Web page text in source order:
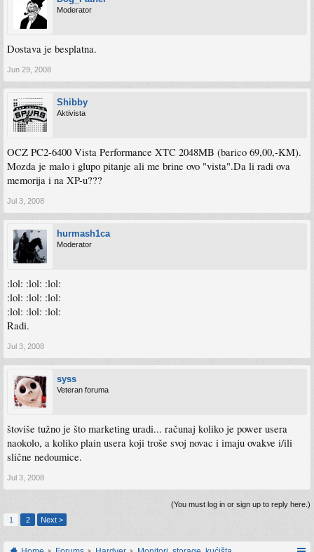
Moderator
Dostava je besplatna.
Jun 29, 2008
Shibby
Aktivista
OCZ PC2-6400 Vista Performance XTC 2048MB (barico 69,00,-KM).
Mozda je malo i glupo pitanje ali me brine ovo "vista".Da li radi ova
memorija i na XP-u???
Jul 3, 2008
hurmash1ca
Moderator
:lol: :lol: :lol:
:lol: :lol: :lol:
:lol: :lol: :lol:
Radi.
Jul 3, 2008
syss
Veteran foruma
štoviše tužno je što marketing uradi... računaj koliko je power usera
naokolo, a koliko plain usera koji troše svoj novac i imaju ovakve i/ili
slične nedoumice.
Jul 3, 2008
(You must log in or sign up to reply here.)
1
2 Next >